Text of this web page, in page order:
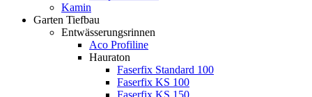
Kamin
Garten Tiefbau
Entwässerungsrinnen
Aco Profiline
Hauraton
Faserfix Standard 100
Faserfix KS 100
Faserfix KS 150